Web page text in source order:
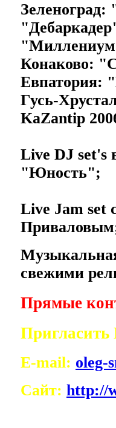
Конаково:
Евпатория:
Гусь-
KaZantip
Live DJ set's
"Юность";
Live Jam set
свежими
Прямые
Пригласить
E-mail: oleg-
Сайт: http://